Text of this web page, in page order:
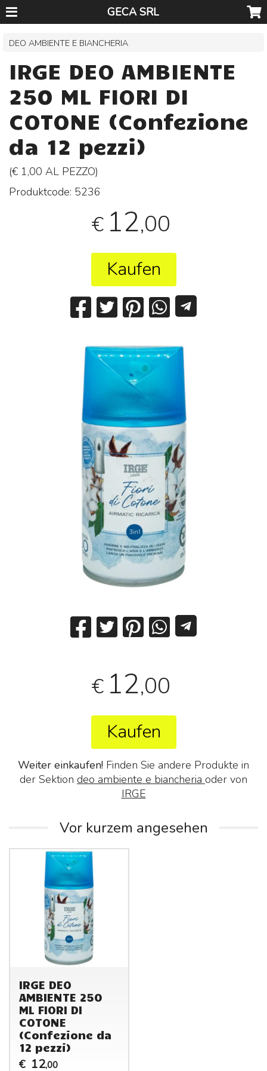
GECA SRL
DEO AMBIENTE E BIANCHERIA
IRGE DEO AMBIENTE
250 ML FIORI DI
COTONE (Confezione
da 12 pezzi)
(€ 1,00 AL PEZZO)
Produktcode: 5236
€ 12,00
Kaufen
€ 12,00
Kaufen
Weiter einkaufen! Finden Sie andere Produkte in
der Sektion deo ambiente e biancheria oder von
IRGE
Vor kurzem angesehen
IRGE DEO
AMBIENTE 250
ML FIORI DI
COTONE
(Confezione da
12 pezzi)
€ 12,00